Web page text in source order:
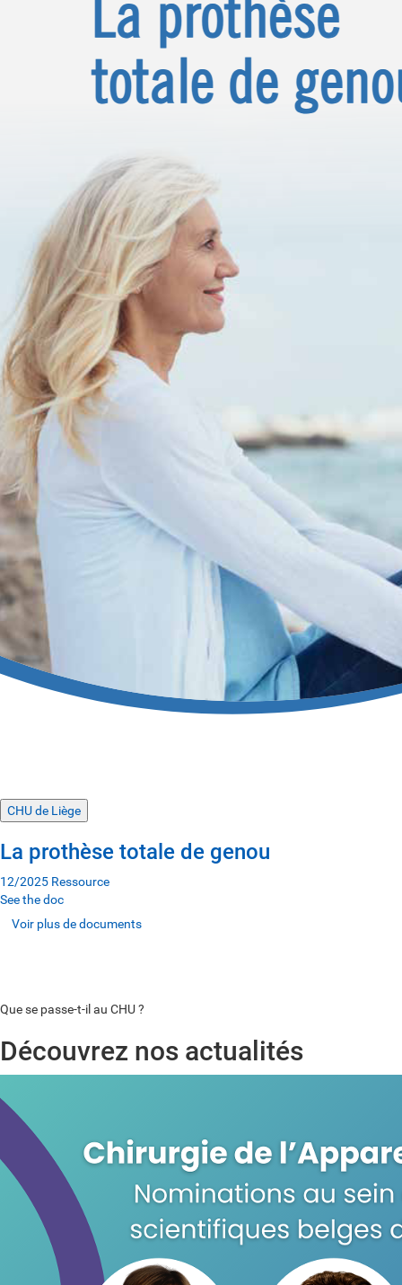
CHU de Liège
La prothèse totale de genou
12/2025 Ressource
See the doc
Voir plus de documents
Que se passe-t-il au CHU ?
Découvrez nos actualités